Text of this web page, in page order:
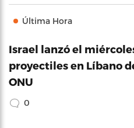
Última Hora
Israel lanzó el
proyectiles en Líbano
ONU
0